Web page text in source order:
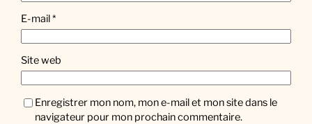
E-mail*
Site web
Enregistrer mon nom, mon e-mail et mon site dans le
navigateur pour mon prochain commentaire.